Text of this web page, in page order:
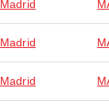
Madrid
Madrid
Madrid